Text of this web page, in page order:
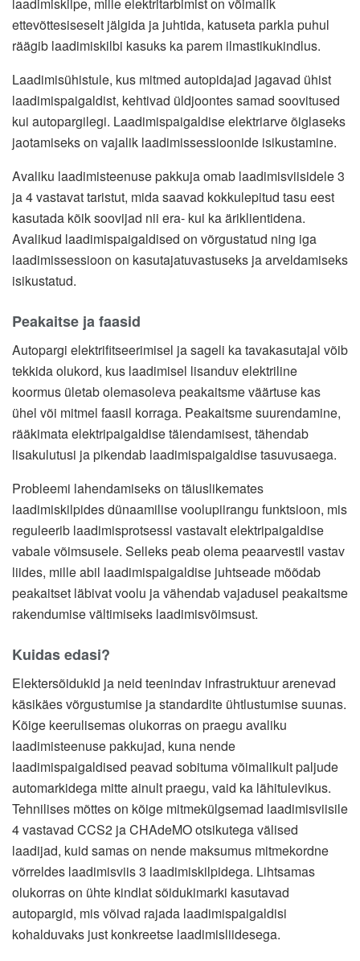
ettevõttesiseselt jälgida ja juhtida, katuseta parkla puhul
räägib laadimiskilbi kasuks ka parem ilmastikukindlus.
Laadimisühistule, kus mitmed autopidajad jagavad ühist
laadimispaigaldist, kehtivad üldjoontes samad soovitused
kui autopargilegi. Laadimispaigaldise elektriarve õiglaseks
jaotamiseks on vajalik laadimissessioonide isikustamine.
Avaliku laadimisteenuse pakkuja omab laadimisviisidele 3
ja 4 vastavat taristut, mida saavad kokkulepitud tasu eest
kasutada kõik soovijad nii era- kui ka äriklientidena.
Avalikud laadimispaigaldised on võrgustatud ning iga
laadimissessioon on kasutajatuvastuseks ja arveldamiseks
isikustatud.
Peakaitse ja faasid
Autopargi elektrifitseerimisel ja sageli ka tavakasutajal võib
tekkida olukord, kus laadimisel lisanduv elektriline
koormus ületab olemasoleva peakaitsme väärtuse kas
ühel või mitmel faasil korraga. Peakaitsme suurendamine,
rääkimata elektripaigaldise täiendamisest, tähendab
lisakulutusi ja pikendab laadimispaigaldise tasuvusaega.
Probleemi lahendamiseks on täiuslikemates
laadimiskilpides dünaamilise voolupiirangu funktsioon, mis
reguleerib laadimisprotsessi vastavalt elektripaigaldise
vabale võimsusele. Selleks peab olema peaarvestil vastav
liides, mille abil laadimispaigaldise juhtseade mõõdab
peakaitset läbivat voolu ja vähendab vajadusel peakaitsme
rakendumise vältimiseks laadimisvõimsust.
Kuidas edasi?
Elektersõidukid ja neid teenindav infrastruktuur arenevad
käsikäes võrgustumise ja standardite ühtlustumise suunas.
Kõige keerulisemas olukorras on praegu avaliku
laadimisteenuse pakkujad, kuna nende
laadimispaigaldised peavad sobituma võimalikult paljude
automarkidega mitte ainult praegu, vaid ka lähitulevikus.
Tehnilises mõttes on kõige mitmekülgsemad laadimisviisile
4 vastavad CCS2 ja CHAdeMO otsikutega välised
laadijad, kuid samas on nende maksumus mitmekordne
võrreldes laadimisviis 3 laadimiskilpidega. Lihtsamas
olukorras on ühte kindlat sõidukimarki kasutavad
autopargid, mis võivad rajada laadimispaigaldisi
kohalduvaks just konkreetse laadimisliidesega.